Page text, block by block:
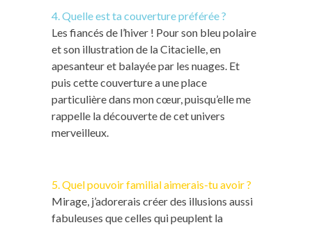
4. Quelle est ta couverture préférée ?
Les fiancés de l’hiver ! Pour son bleu polaire
et son illustration de la Citacielle, en
apesanteur et balayée par les nuages. Et
puis cette couverture a une place
particulière dans mon cœur, puisqu’elle me
rappelle la découverte de cet univers
merveilleux.
5. Quel pouvoir familial aimerais-tu avoir ?
Mirage, j’adorerais créer des illusions aussi
fabuleuses que celles qui peuplent la